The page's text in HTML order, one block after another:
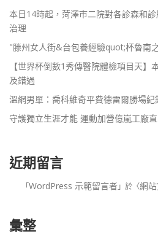
本日14時起，菏澤市二院對各診森和
治理
"滕州女人街&台包養經驗quot;杯魯南
【世界杯倒數1秀傳醫院體檢項目天】
及錯過
溫網男單：喬科維奇平費德雷爾勝場
守護獨立生涯才能 運動加營億嵐工廠
近期留言
「WordPress 示範留言者」於〈網
彙整